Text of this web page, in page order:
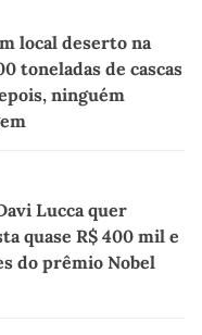
local deserto na
toneladas de cascas
ninguém
Lucca quer
quase R$ 400 mil e
do prêmio Nobel